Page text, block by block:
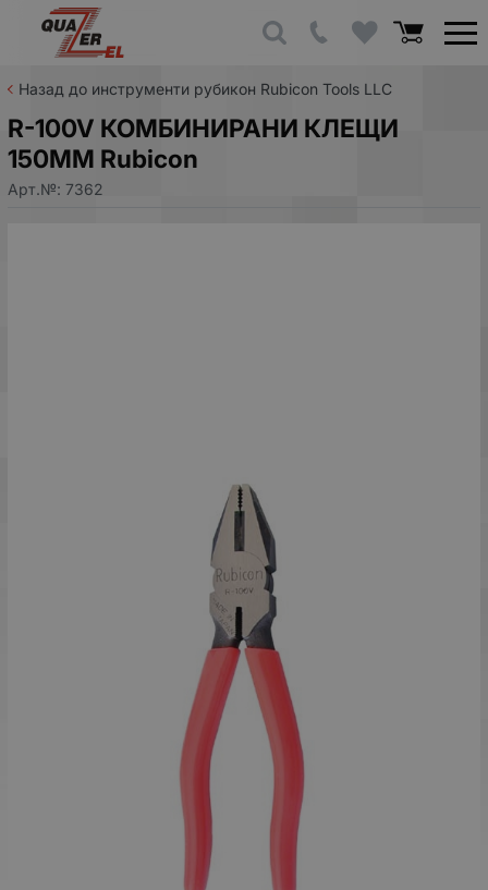
Назад до инструменти рубикон Rubicon Tools LLC
R-100V КОМБИНИРАНИ КЛЕЩИ
150ММ Rubicon
Арт.№: 7362